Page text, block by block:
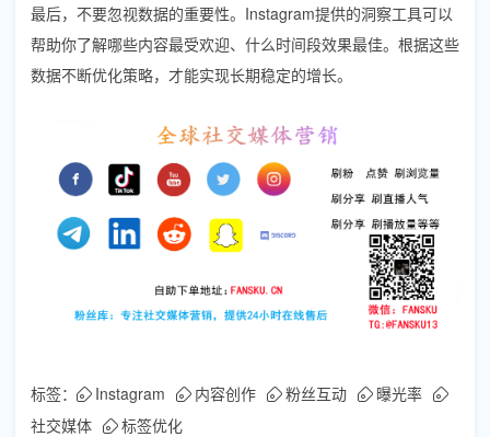
最后，不要忽视数据的重要性。Instagram提供的洞察工具可以
帮助你了解哪些内容最受欢迎、什么时间段效果最佳。根据这些
数据不断优化策略，才能实现长期稳定的增长。
标签： Instagram 内容创作 粉丝互动
曝光率
社交媒体
标签优化